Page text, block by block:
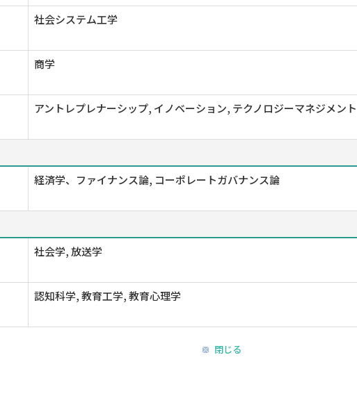
社会システム工学
商学
アントレプレナーシップ, イノベーション, テクノロジーマネジメント
経済学、ファイナンス論, コーポレートガバナンス論
社会学, 放送学
認知科学, 教育工学, 教育心理学
閉じる